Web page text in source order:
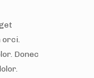
orci.
Donec